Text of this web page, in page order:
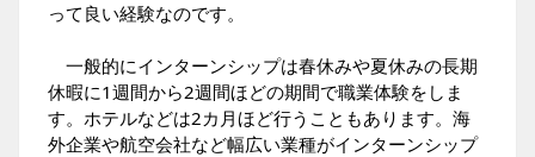
って良い経験なのです。
一般的にインターンシップは春休みや夏休みの長期
休暇に1週間から2週間ほどの期間で職業体験をしま
す。ホテルなどは2カ月ほど行うこともあります。海
外企業や航空会社など幅広い業種がインターンシップ